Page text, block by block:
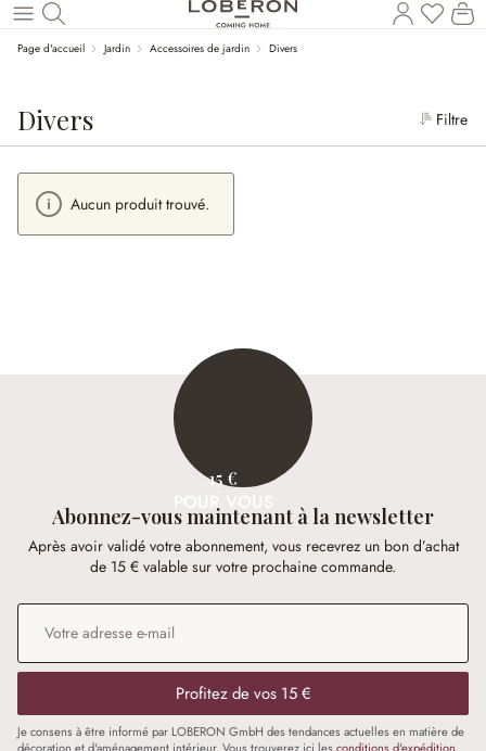
Revenir au contenu principal
Page d'accueil Jardin Accessoires de jardin Divers
Divers Filtre
Aucun produit trouvé.
15 €
POUR VOUS
Abonnez-vous maintenant à la newsletter
Après avoir validé votre abonnement, vous recevrez un bon d’achat
de 15 € valable sur votre prochaine commande.
Adresse e-mail
Profitez de vos 15 €
Je consens à être informé par LOBERON GmbH des tendances actuelles en matière de